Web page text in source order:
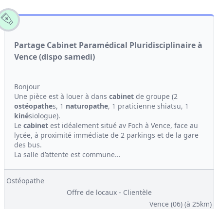
Partage Cabinet Paramédical Pluridisciplinaire à
Vence (dispo samedi)
Bonjour
Une pièce est à louer à dans cabinet de groupe (2
ostéopathes, 1 naturopathe, 1 praticienne shiatsu, 1
kinésiologue).
Le cabinet est idéalement situé av Foch à Vence, face au
lycée, à proximité immédiate de 2 parkings et de la gare
des bus.
La salle d’attente est commune...
Ostéopathe
Offre de locaux - Clientèle
Vence (06) (à 25km)